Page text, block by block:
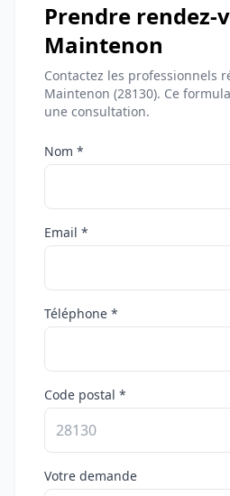
Prendre rendez-
Maintenon
Contactez les professionnels
Maintenon (28130). Ce
une consultation.
Nom *
Email *
Téléphone *
Code postal *
Votre demande